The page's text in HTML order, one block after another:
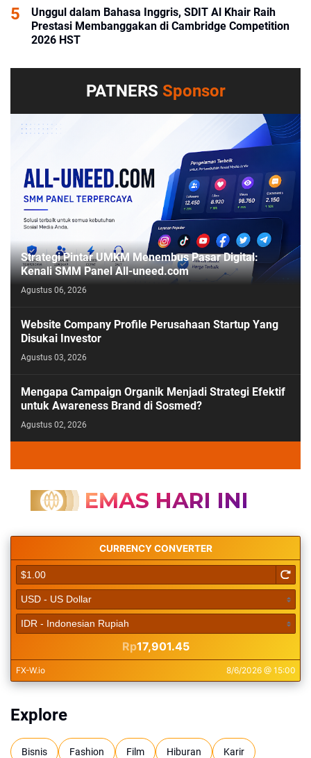
Unggul dalam Bahasa Inggris, SDIT Al Khair Raih
Prestasi Membanggakan di Cambridge Competition
2026 HST
PATNERS Sponsor
Strategi Pintar UMKM Menembus Pasar Digital:
Kenali SMM Panel All-uneed.com
Agustus 06, 2026
Website Company Profile Perusahaan Startup Yang
Disukai Investor
Agustus 03, 2026
Mengapa Campaign Organik Menjadi Strategi Efektif
untuk Awareness Brand di Sosmed?
Agustus 02, 2026
Explore
Bisnis Fashion Film Hiburan Karir